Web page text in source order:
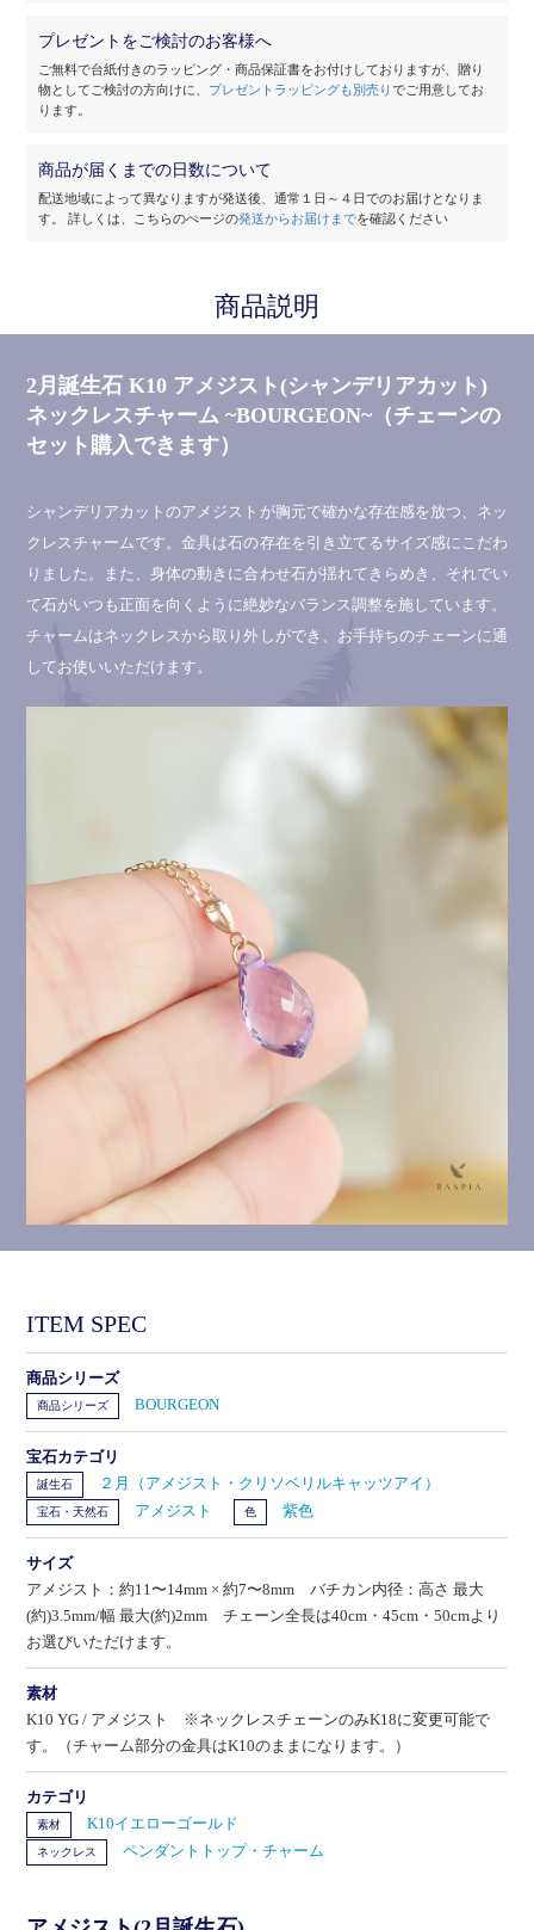
プレゼントをご検討のお客様へ
ご無料で台紙付きのラッピング・商品保証書をお付けしておりますが、贈り
物としてご検討の方向けに、 プレゼントラッピングも別売りでご用意してお
ります。
商品が届くまでの日数について
配送地域によって異なりますが発送後、通常１日～４日でのお届けとなりま
す。
詳しくは、こちらのぺージの発送からお届けまでを確認ください
商品説明
2月誕生石 K10 アメジスト(シャンデリアカット)
ネックレスチャーム ~BOURGEON~（チェーンの
セット購入できます）
シャンデリアカットのアメジストが胸元で確かな存在感を放つ、ネッ
クレスチャームです。金具は石の存在を引き立てるサイズ感にこだわ
りました。また、身体の動きに合わせ石が揺れてきらめき、それでい
て石がいつも正面を向くように絶妙なバランス調整を施しています。
チャームはネックレスから取り外しができ、お手持ちのチェーンに通
してお使いいただけます。
ITEM SPEC
商品シリーズ
商品シリーズ BOURGEON
宝石カテゴリ
誕生石 ２月（アメジスト・クリソベリルキャッツアイ）
宝石・天然石 アメジスト 色 紫色
サイズ
アメジスト：約11〜14mm × 約7〜8mm バチカン内径：高さ 最大
(約)3.5mm/幅 最大(約)2mm チェーン全長は40cm・45cm・50cmより
お選びいただけます。
素材
K10 YG / アメジスト ※ネックレスチェーンのみK18に変更可能で
す。（チャーム部分の金具はK10のままになります。）
カテゴリ
素材 K10イエローゴールド
ネックレス ペンダントトップ・チャーム